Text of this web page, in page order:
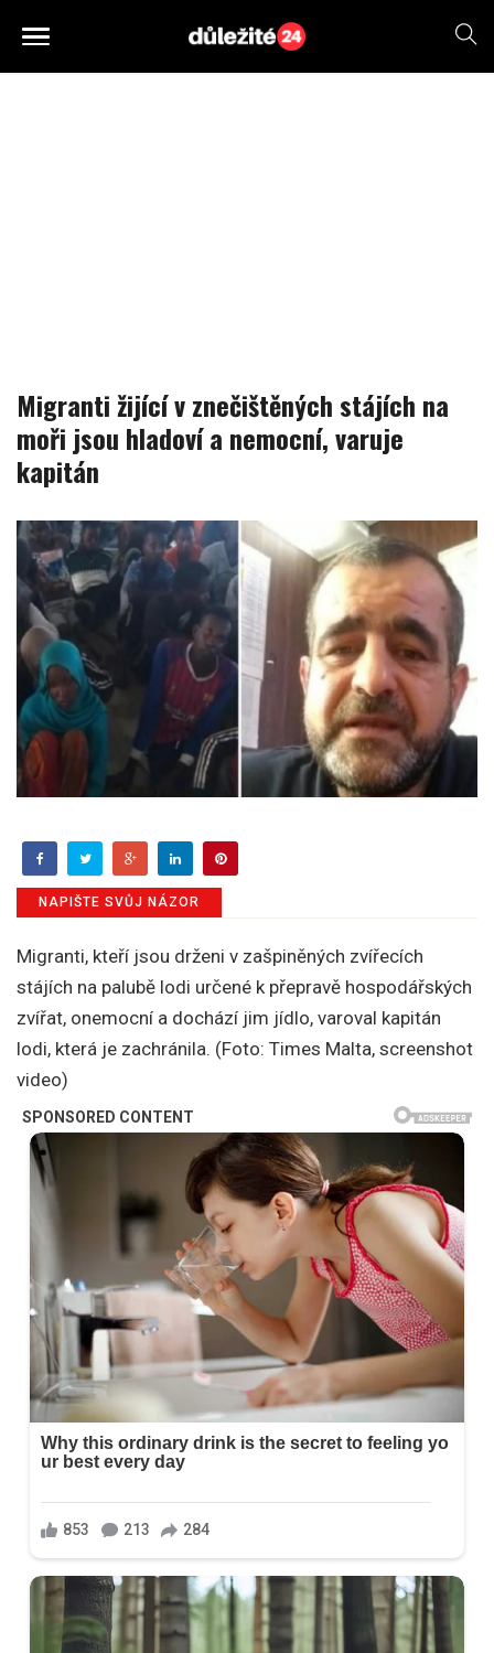
Migranti žijící v znečištěných stájích na
moři jsou hladoví a nemocní, varuje
kapitán
NAPIŠTE SVŮJ NÁZOR
Migranti, kteří jsou drženi v zašpiněných zvířecích
stájích na palubě lodi určené k přepravě hospodářských
zvířat, onemocní a dochází jim jídlo, varoval kapitán
lodi, která je zachránila. (Foto: Times Malta, screenshot
video)